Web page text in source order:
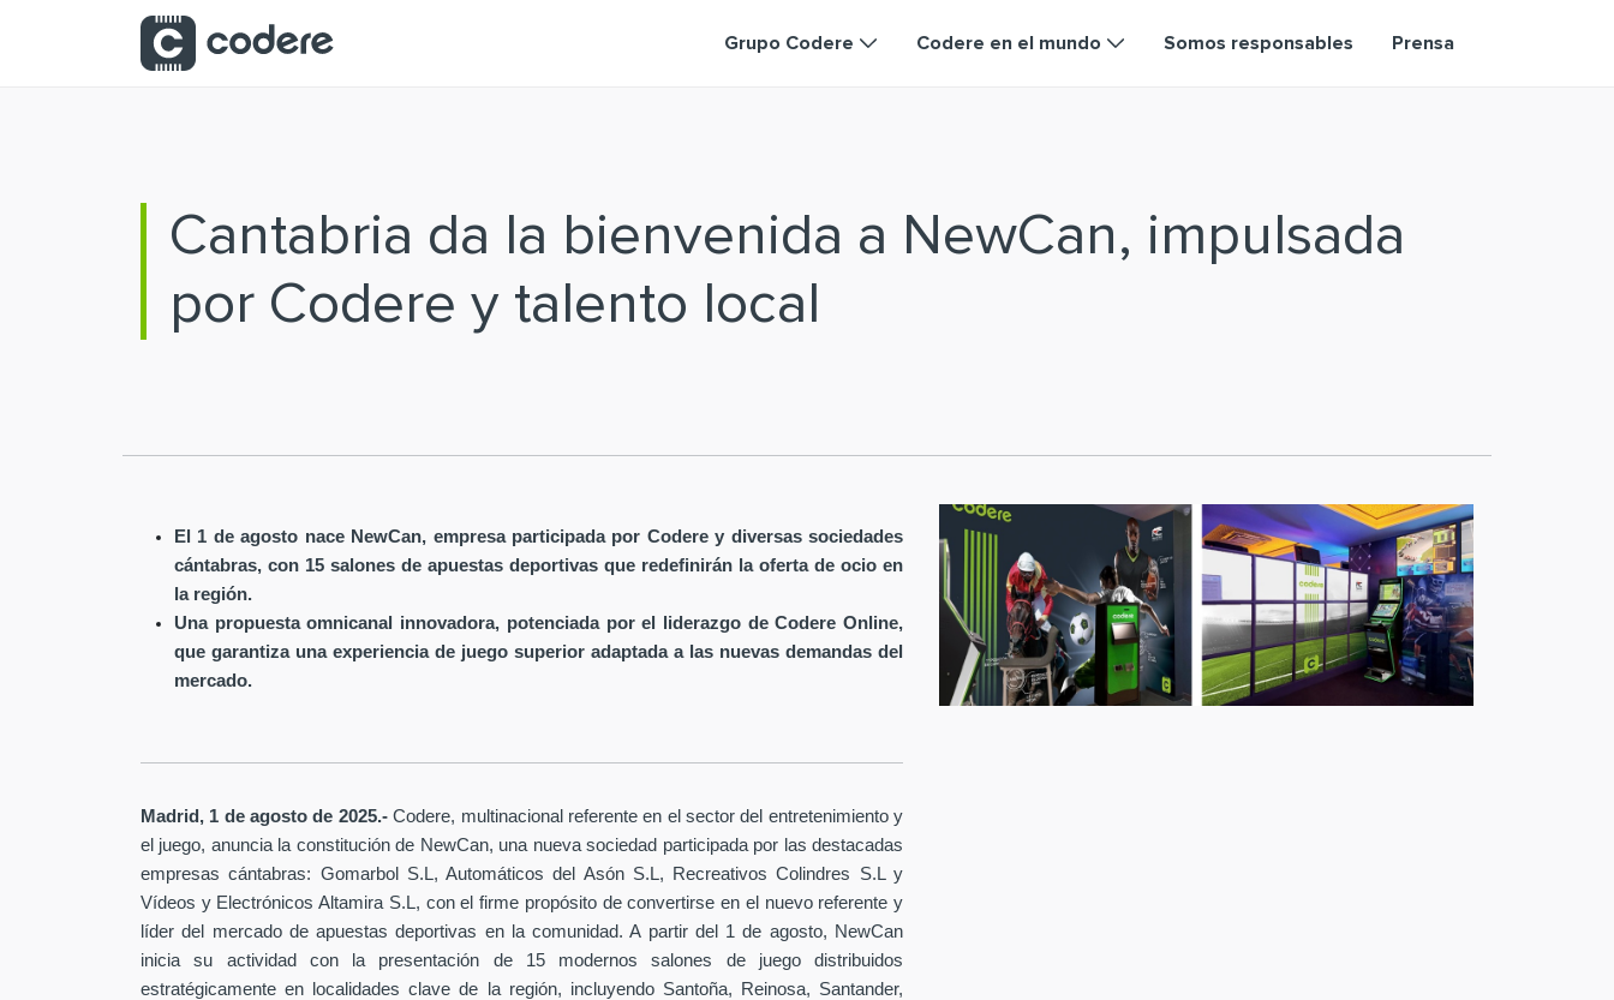
Saltar al contenido principal
Grupo Codere Codere en el mundo Somos responsables Prensa
Cantabria da la bienvenida a NewCan, impulsada
por Codere y talento local
El 1 de agosto nace NewCan, empresa participada por Codere y diversas sociedades
cántabras, con 15 salones de apuestas deportivas que redefinirán la oferta de ocio en
la región.
Una propuesta omnicanal innovadora, potenciada por el liderazgo de Codere Online,
que garantiza una experiencia de juego superior adaptada a las nuevas demandas del
mercado.
Madrid, 1 de agosto de 2025.-Codere, multinacional referente en el sector del entretenimiento y
el juego, anuncia la constitución de NewCan, una nueva sociedad participada por las destacadas
empresas cántabras: Gomarbol S.L, Automáticos del Asón S.L, Recreativos Colindres S.L y
Vídeos y Electrónicos Altamira S.L, con el firme propósito de convertirse en el nuevo referente y
líder del mercado de apuestas deportivas en la comunidad. A partir del 1 de agosto, NewCan
inicia su actividad con la presentación de 15 modernos salones de juego distribuidos
estratégicamente en localidades clave de la región, incluyendo Santoña, Reinosa, Santander,